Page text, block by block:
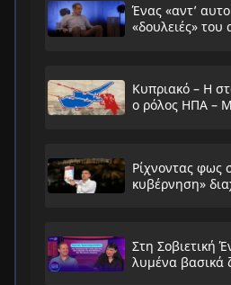
Ένας «αντ’
«δουλειές» του
Κυπριακό – Η
ο ρόλος ΗΠΑ –
Ρίχνοντας φως
κυβέρνηση»
Στη Σοβιετική
λυμένα βασικά